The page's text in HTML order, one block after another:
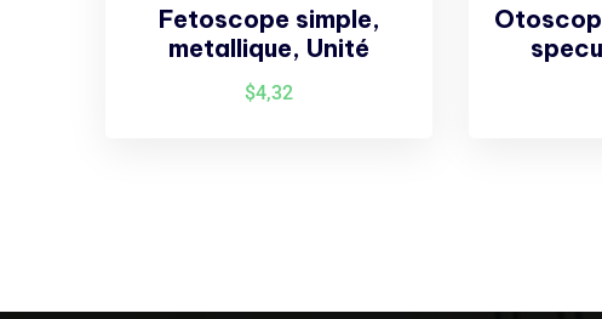
Fetoscope simple,
metallique, Unité
$4,32